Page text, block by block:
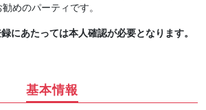
めのパーティです。
にあたっては本人確認が必要となります。
基本情報